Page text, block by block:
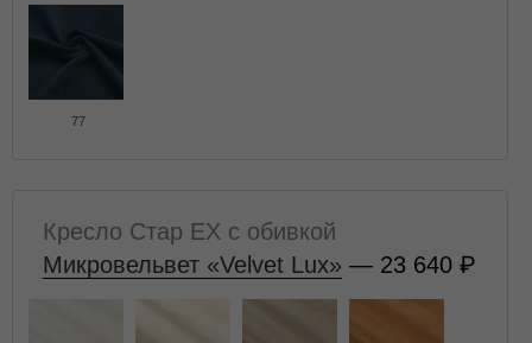
77
Кресло Стар EX с обивкой
Микровельвет «Velvet Lux» — 23 640